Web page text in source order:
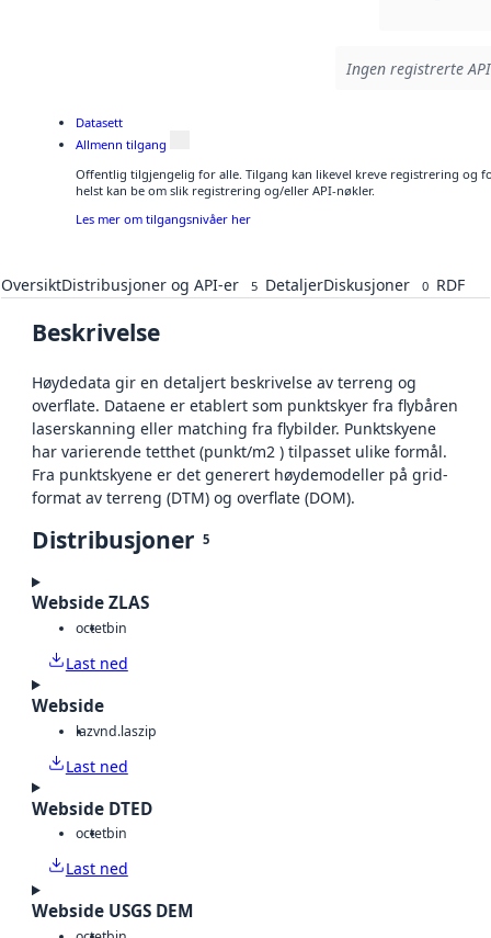
Ingen registrerte
Datasett
Allmenn tilgang
Offentlig tilgjengelig for alle. Tilgang kan likevel kreve registrering og
helst kan be om slik registrering og/eller API-nøkler.
Les mer om tilgangsnivåer her
OversiktDistribusjoner og API-er 5 DetaljerDiskusjoner 0 RDF
Beskrivelse
Høydedata gir en detaljert beskrivelse av terreng og
overflate. Dataene er etablert som punktskyer fra flybåren
laserskanning eller matching fra flybilder. Punktskyene
har varierende tetthet (punkt/m2 ) tilpasset ulike formål.
Fra punktskyene er det generert høydemodeller på grid-
format av terreng (DTM) og overflate (DOM).
Distribusjoner 5
Webside ZLAS
octetbin
Last ned
Webside
lazvnd.laszip
Last ned
Webside DTED
octetbin
Last ned
Webside USGS DEM